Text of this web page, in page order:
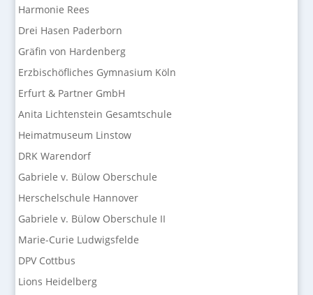
Harmonie Rees
Drei Hasen Paderborn
Gräfin von Hardenberg
Erzbischöfliches Gymnasium Köln
Erfurt & Partner GmbH
Anita Lichtenstein Gesamtschule
Heimatmuseum Linstow
DRK Warendorf
Gabriele v. Bülow Oberschule
Herschelschule Hannover
Gabriele v. Bülow Oberschule II
Marie-Curie Ludwigsfelde
DPV Cottbus
Lions Heidelberg